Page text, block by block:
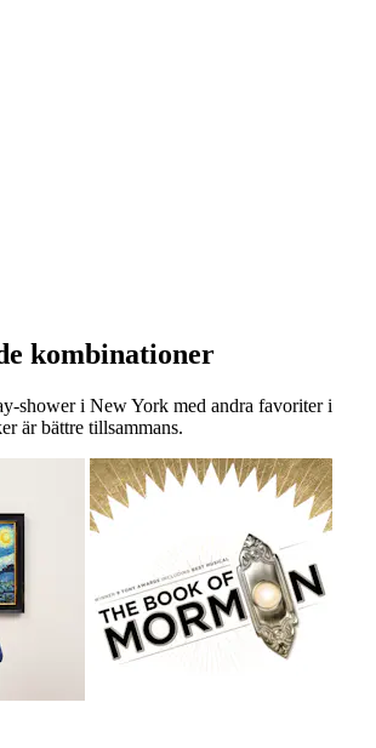
kombinationer
shower i New York med andra favoriter i
är bättre tillsammans.